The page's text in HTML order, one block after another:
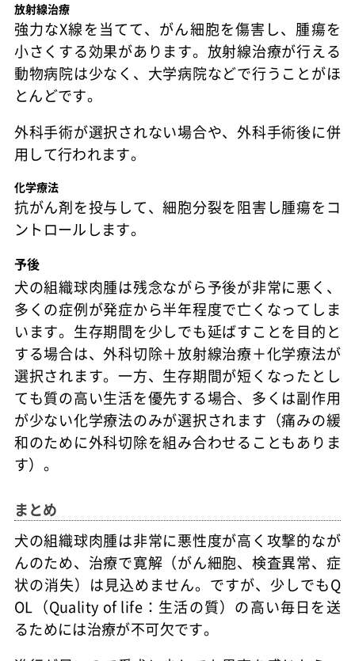
放射線治療
強力なX線を当てて、がん細胞を傷害し、腫瘍を
小さくする効果があります。放射線治療が行える
動物病院は少なく、大学病院などで行うことがほ
とんどです。
外科手術が選択されない場合や、外科手術後に併
用して行われます。
化学療法
抗がん剤を投与して、細胞分裂を阻害し腫瘍をコ
ントロールします。
予後
犬の組織球肉腫は残念ながら予後が非常に悪く、
多くの症例が発症から半年程度で亡くなってしま
います。生存期間を少しでも延ばすことを目的と
する場合は、外科切除＋放射線治療＋化学療法が
選択されます。一方、生存期間が短くなったとし
ても質の高い生活を優先する場合、多くは副作用
が少ない化学療法のみが選択されます（痛みの緩
和のために外科切除を組み合わせることもありま
す）。
まとめ
犬の組織球肉腫は非常に悪性度が高く攻撃的なが
んのため、治療で寛解（がん細胞、検査異常、症
状の消失）は見込めません。ですが、少しでもQ
OL（Quality of life：生活の質）の高い毎日を送
るためには治療が不可欠です。